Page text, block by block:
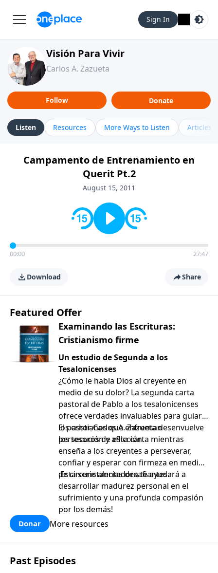
Sign In
Visión Para Vivir
Carlos A. Zazueta
Follow Donate
Listen Resources More Ways to Listen Articles
Campamento de Entrenamiento en
Querit Pt.2
August 15, 2011
00:00 27:47
Download Share
Featured Offer
Examinando las Escrituras:
Cristianismo firme
Un estudio de Segunda a los
Tesalonicenses
¿Cómo le habla Dios al creyente en
medio de su dolor? La segunda carta
pastoral de Pablo a los tesalonicenses
ofrece verdades invaluables para guiar a
los cristianos que enfrentan
persecución y aflicción.
El pastor Carlos A. Zazueta desenvuelve
los tesoros de esta carta mientras
enseña a los creyentes a perseverar,
confiar y esperar con firmeza en medio
de circunstancias desafiantes.
¡Esta serie alentadora te ayudará a
desarrollar madurez personal en el
sufrimiento y una profunda compasión
por los demás!
Donar More resources
Past Episodes